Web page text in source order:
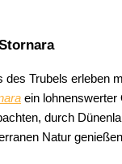
des Trubels erleben
ein lohnenswerter
durch
Natur